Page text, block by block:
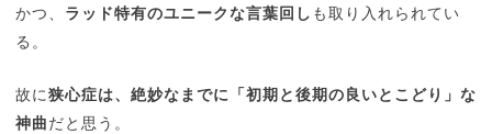
かつ、 ラッド特有のユニークな言葉回し も取り入れられてい
る。
故に狭心症は、絶妙なまでに「初期と後期の良いとこどり」な
神曲だと思う。